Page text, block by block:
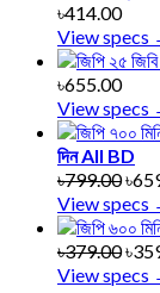
৳414.00
View specs
৳655.00
View specs
দিন All BD
৳799.00
View specs
৳379.00
View specs